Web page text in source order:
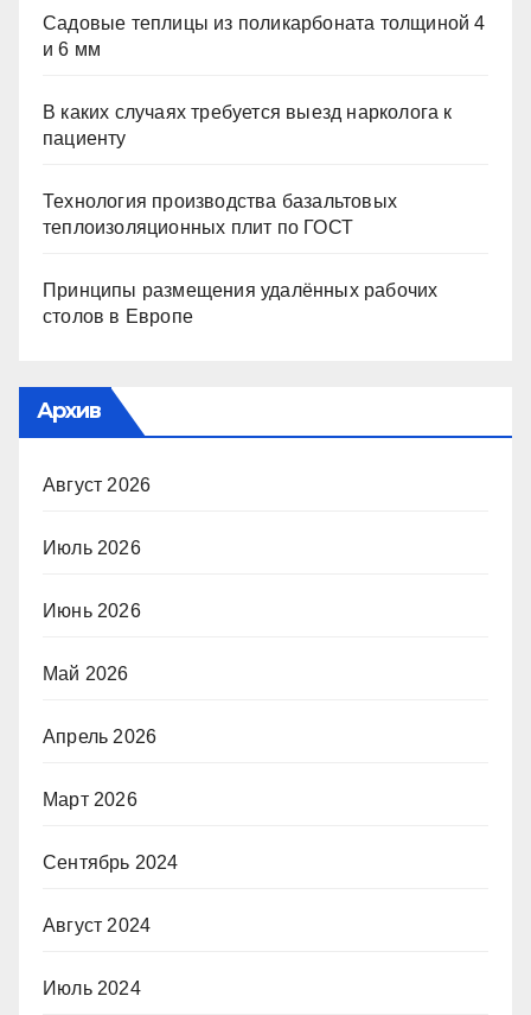
Садовые теплицы из поликарбоната толщиной 4
и 6 мм
В каких случаях требуется выезд нарколога к
пациенту
Технология производства базальтовых
теплоизоляционных плит по ГОСТ
Принципы размещения удалённых рабочих
столов в Европе
Архив
Август 2026
Июль 2026
Июнь 2026
Май 2026
Апрель 2026
Март 2026
Сентябрь 2024
Август 2024
Июль 2024